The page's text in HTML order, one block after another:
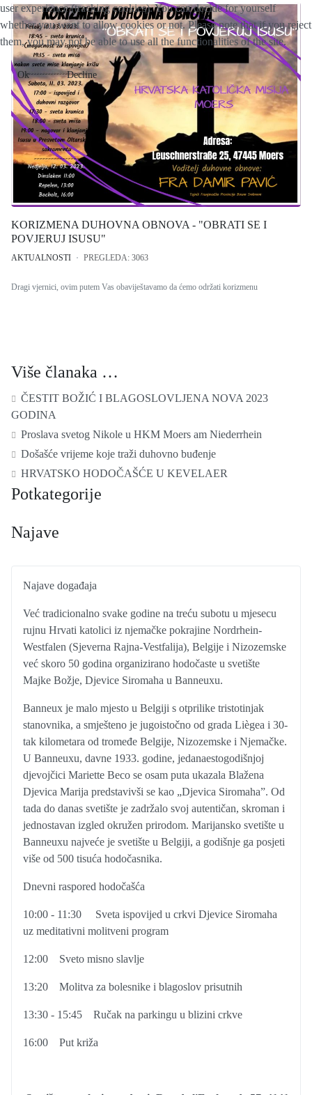
KORIZMENA DUHOVNA OBNOVA - "OBRATI SE I
POVJERUJ ISUSU"
AKTUALNOSTI PREGLEDA: 3063
Dragi vjernici, ovim putem Vas obaviještavamo da ćemo održati korizmenu
Više članaka …
ČESTIT BOŽIĆ I BLAGOSLOVLJENA NOVA 2023
GODINA
Proslava svetog Nikole u HKM Moers am Niederrhein
Došašće vrijeme koje traži duhovno buđenje
HRVATSKO HODOČAŠĆE U KEVELAER
Potkategorije
Najave
Najave događaja
Već tradicionalno svake godine na treću subotu u mjesecu
rujnu Hrvati katolici iz njemačke pokrajine Nordrhein-
Westfalen (Sjeverna Rajna-Vestfalija), Belgije i Nizozemske
već skoro 50 godina organizirano hodočaste u svetište
Majke Božje, Djevice Siromaha u Banneuxu.​
Banneux je malo mjesto u Belgiji s otprilike tristotinjak
stanovnika, a smješteno je jugoistočno od grada Liègea i 30-
tak kilometara od tromeđe Belgije, Nizozemske i Njemačke.
U Banneuxu, davne 1933. godine, jedanaestogodišnjoj
djevojčici Mariette Beco se osam puta ukazala Blažena
Djevica Marija predstavivši se kao „Djevica Siromaha”. Od
tada do danas svetište je zadržalo svoj autentičan, skroman i
jednostavan izgled okružen prirodom. Marijansko svetište u
Banneuxu najveće je svetište u Belgiji, a godišnje ga posjeti
više od 500 tisuća hodočasnika.
Dnevni raspored hodočašća
10:00 - 11:30
Sveta ispovijed u crkvi Djevice Siromaha
uz meditativni molitveni program
12:00 Sveto misno slavlje
13:20 Molitva za bolesnike i blagoslov prisutnih
13:30 - 15:45 Ručak na parkingu u blizini crkve
16:00 Put križa
user experience (tracking cookies). You can decide for yourself
whether you want to allow cookies or not. Please note that if you reject
them, you may not be able to use all the functionalities of the site.
Ok Decline